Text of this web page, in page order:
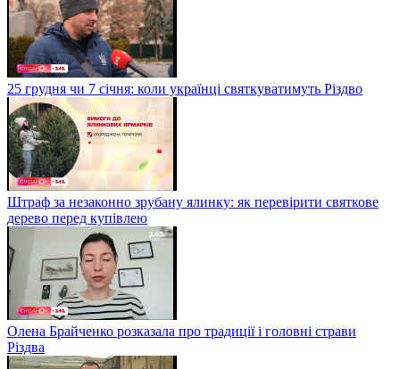
25 грудня чи 7 січня: коли українці святкуватимуть Різдво
Штраф за незаконно зрубану ялинку: як перевірити святкове
дерево перед купівлею
Олена Брайченко розказала про традиції і головні страви
Різдва